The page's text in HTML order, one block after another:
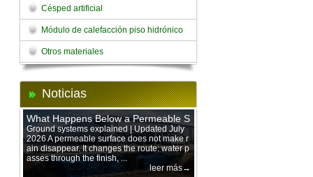
Césped artificial
Módulo de calefacción piso hidrónico
Otros materiales
Noticias
What Happens Below a Permeable S
urface During Heavy Rain?
Ground systems explained | Updated July
2026 A permeable surface does not make r
ain disappear. It changes the route: water p
asses through the finish, ...
leer más→